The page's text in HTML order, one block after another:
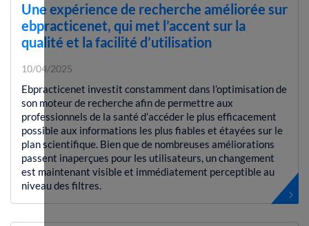
Une expérience de recherche améliorée sur
ebpracticenet, qui met l’accent sur la
qualité et la facilité d’utilisation
10/04/2025
Ebpracticenet investit constamment dans l’optimisation de
son moteur de recherche afin de permettre aux
professionnels de la santé d’accéder le plus efficacement
possible aux informations les plus fiables et étayées sur le
plan scientifique. Bien que de nombreuses améliorations
passent inaperçues pour les utilisateurs, un changement
est maintenant visible et immédiatement perceptible au
niveau des filtres.